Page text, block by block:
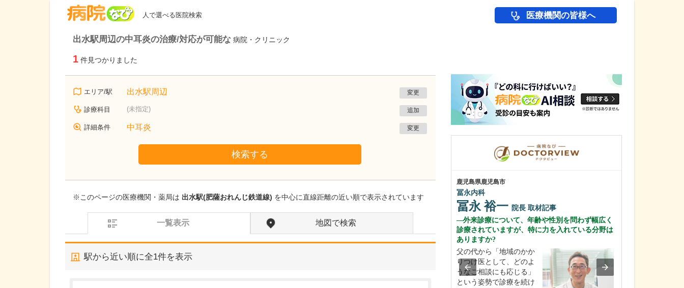
人で選べる医院検索 医療機関の皆様へ
出水駅周辺の中耳炎の治療/対応が可能な 病院・クリニック
1 件見つかりました
エリア/駅 出水駅周辺 変更
診療科目 (未指定) 追加
詳細条件 中耳炎 変更
検索する
※このページの医療機関・薬局は 出水駅(肥薩おれんじ鉄道線) を中心に直線距離の近い順で表示されています
一覧表示 地図で検索
駅から近い順に全1件を表示
鹿児島県鹿児島市
あいろ歯科医院
歯科医師を志したきっかけを教えてください。
中学生のときに出会った
女性の歯科医師に憧れた
鹿児島県鹿児島市
冨永内科
冨永 裕一 院長 取材記事
外来診療について、年齢や性別を問わず幅広く
診療されていますが、特に力を入れている分野は
ありますか?
父の代から「地域のかか
りつけ医として、どのよ
うなご相談にも応じる」
という姿勢で診療を続け